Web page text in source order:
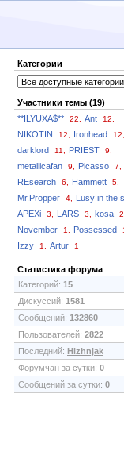
Категории
Участники темы (19)
**ILYUXA$**
22, Ant 12,
NIKOTIN 12, Ironhead 12,
darklord 11, PRIEST 9,
metallicafan 9, Picasso 7,
REsearch 6, Hammett 5,
Mr.Propper 4, Lusy in the
APEXi 3, LARS 3, kosa 2,
November 1, Possessed
Izzy 1, Artur 1
Статистика форума
Категорий: 15
Дискуссий: 1581
Сообщений: 132860
Пользователей: 2822
Последний: Hizhnjak
Форумчан за сутки: 0
Сообщений за сутки: 0